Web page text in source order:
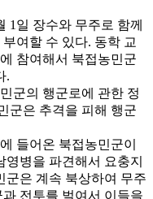
1일 장수와 무주로 함께
여할 수 있다. 동학 교
참여해서 북접농민군
.
군의 행군로에 관한 정
군은 추격을 피해 행군
들어온 북접농민군이
병을 파견해서 요충지
군은 계속 북상하여 무주
전투를 벌여서 이들을